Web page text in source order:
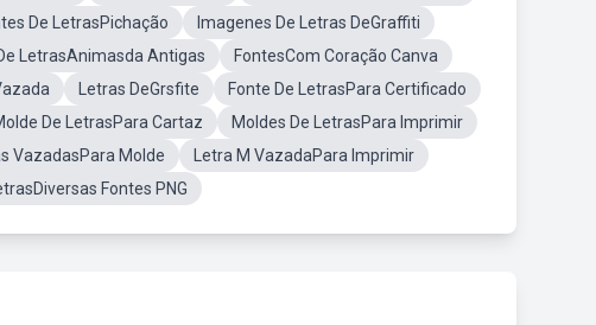
De LetrasPichação
Imagenes De Letras DeGraffiti
LetrasAnimasda Antigas
FontesCom Coração Canva
Letras DeGrsfite
Fonte De LetrasPara Certificado
De LetrasPara Cartaz
Moldes De LetrasPara Imprimir
VazadasPara Molde
Letra M VazadaPara Imprimir
Fontes PNG